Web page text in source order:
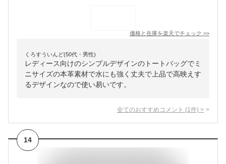
価格と在庫を楽天でチェック >>
くろすういんど(50代・男性)
レディース向けのシンプルデザインのトートバッグでミ
ニサイズの本革素材で水にも強く丈夫で上品で高映えす
るデザインなので使い易いです。
全てのおすすめコメント (1 件) >
14